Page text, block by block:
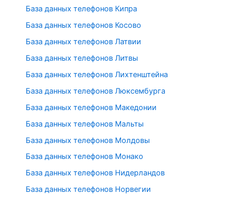
База данных телефонов Кипра
База данных телефонов Косово
База данных телефонов Латвии
База данных телефонов Литвы
База данных телефонов Лихтенштейна
База данных телефонов Люксембурга
База данных телефонов Македонии
База данных телефонов Мальты
База данных телефонов Молдовы
База данных телефонов Монако
База данных телефонов Нидерландов
База данных телефонов Норвегии